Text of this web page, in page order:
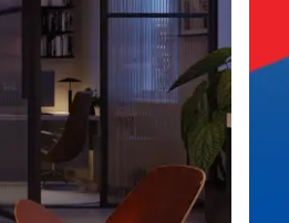
vrátane hier,